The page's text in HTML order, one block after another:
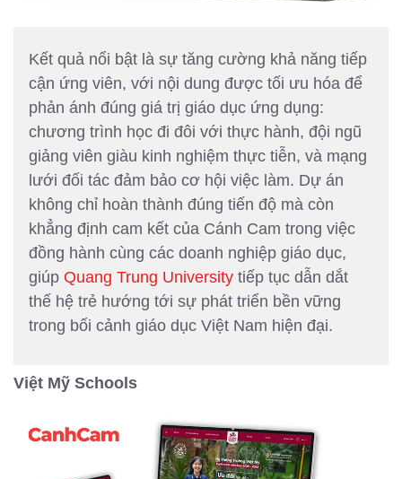
Kết quả nổi bật là sự tăng cường khả năng tiếp
cận ứng viên, với nội dung được tối ưu hóa để
phản ánh đúng giá trị giáo dục ứng dụng:
chương trình học đi đôi với thực hành, đội ngũ
giảng viên giàu kinh nghiệm thực tiễn, và mạng
lưới đối tác đảm bảo cơ hội việc làm. Dự án
không chỉ hoàn thành đúng tiến độ mà còn
khẳng định cam kết của Cánh Cam trong việc
đồng hành cùng các doanh nghiệp giáo dục,
giúp Quang Trung Universitytiếp tục dẫn dắt
thế hệ trẻ hướng tới sự phát triển bền vững
trong bối cảnh giáo dục Việt Nam hiện đại.
Việt Mỹ Schools